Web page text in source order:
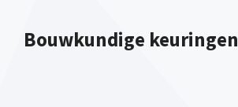
naarBouwkundige keuringen